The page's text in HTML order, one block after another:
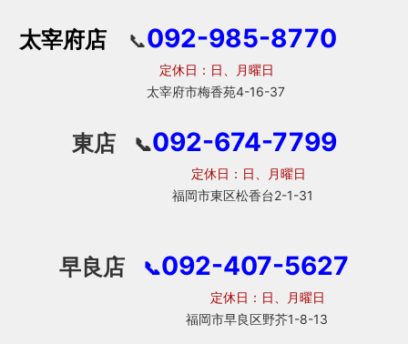
太宰府店 📞092-985-8770
定休日：日、月曜日
太宰府市梅香苑4-16-37
東店 📞092-674-7799
定休日：日、月曜日
福岡市東区松香台2-1-31
早良店 📞092-407-5627
定休日：日、月曜日
福岡市早良区野芥1-8-13